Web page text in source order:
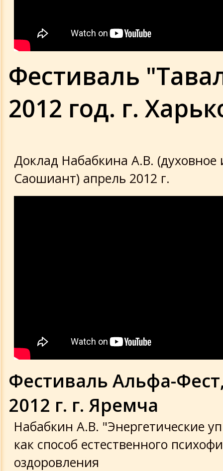
Фестиваль
2012 год. г.
Доклад Набабкина А.В. (духовное
Саошиант) апрель 2012 г.
Фестиваль Альфа-
2012 г. г. Яремча
Набабкин А.В. "Энергетические
как способ естественного
оздоровления